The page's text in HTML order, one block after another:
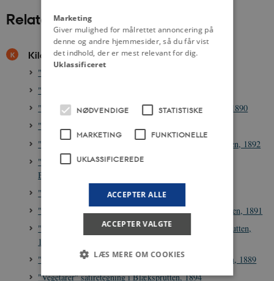
Relateret indhold
Kilder
"Cykelløb" satiretegning i Blæksprutten, 1892
"Detentionen" satiretegning i Blæksprutten, 1893
"Drenge-Bankemaskine" satiretegning i Blæksprutten, 1890
"Ekstratog" satiretegning i Blæksprutten, 1889
"Henrik Ibsens Manuskript" satiretegning i Blæksprutten, 1892
"Høstudstilling af Willumsens elever" satiretegning i
Blæksprutten, 1892
"Impressionisterne" satiretegning i Blæksprutten, 1889
"Impressionistisk udstilling" satiretegning i Blæksprutten, 1891
"Læsevaner i Frøkenklosteret": satiretegning i Blæksprutten,
1892
"Reklamedebat anno 1889" satiretegning i Blæksprutten, 1889
"Vegetarer" satiretegning i Blæksprutten, 1894
Marketing
Giver mulighed for målrettet annoncering på
denne og andre hjemmesider, så du får vist
det indhold, der er mest relevant for dig.
Uklassificeret
NØDVENDIGE STATISTISKE
MARKETING FUNKTIONELLE
UKLASSIFICEREDE
ACCEPTER ALLE
ACCEPTER VALGTE
LÆS MERE OM COOKIES